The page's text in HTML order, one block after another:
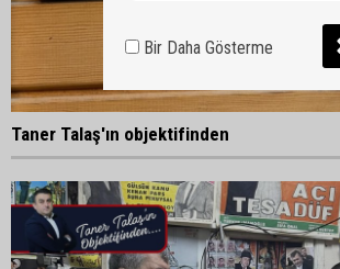
Taner Talaş'ın objektifinden
Bir Daha Gösterme